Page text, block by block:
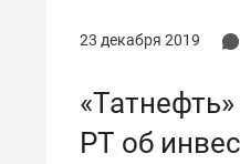
23 декабря 2019
РТ об